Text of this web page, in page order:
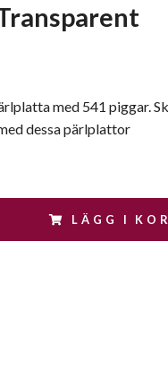
med 541 piggar.
dessa pärlplattor
LÄGG I